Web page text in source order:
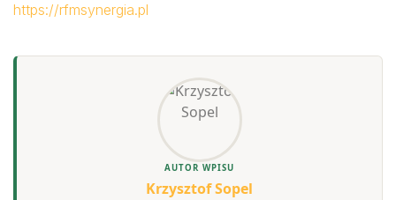
https://rfmsynergia.pl
AUTOR WPISU
Krzysztof Sopel